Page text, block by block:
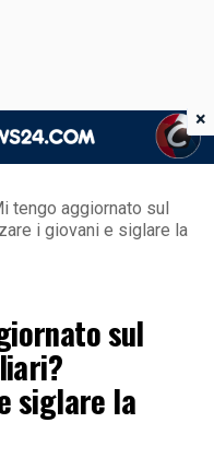
tengo aggiornato sul
i giovani e siglare la
sul
siglare la
×